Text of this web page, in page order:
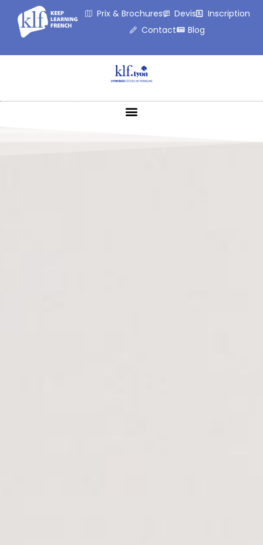
Prix & Brochures Devis
Inscription
Contact
Blog